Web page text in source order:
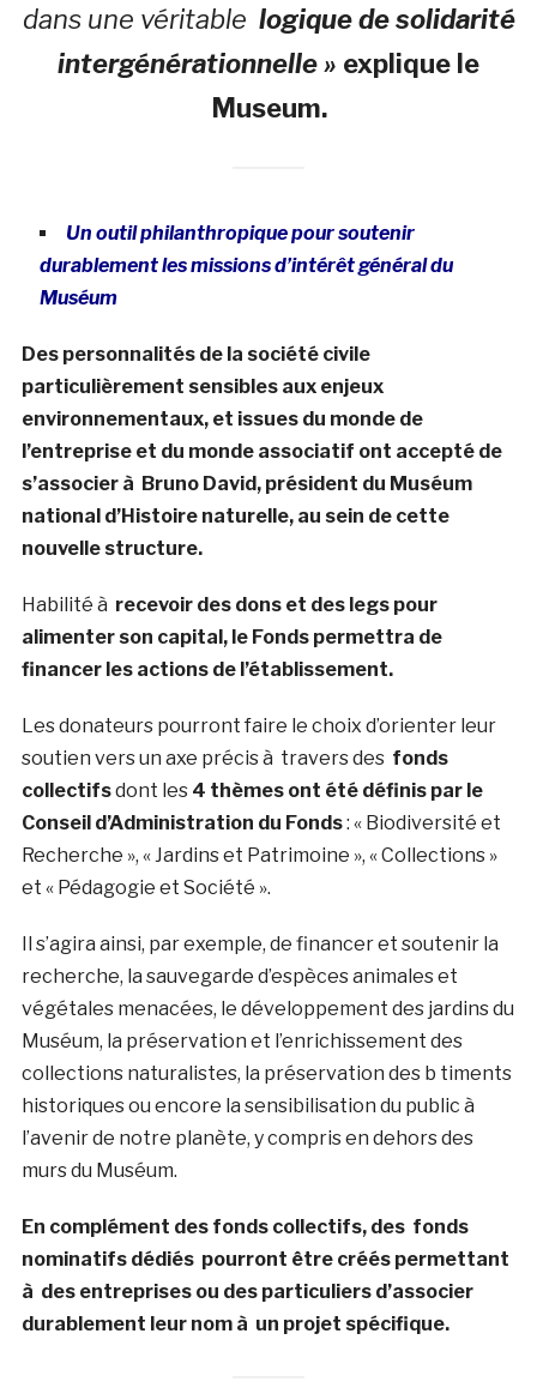
dans une véritable logique de solidarité
intergénérationnelle » explique le
Museum.
Un outil philanthropique pour soutenir
durablement les missions d’intérêt général du
Muséum
Des personnalités de la société civile
particulièrement sensibles aux enjeux
environnementaux, et issues du monde de
l’entreprise et du monde associatif ont accepté de
s’associer à Bruno David, président du Muséum
national d’Histoire naturelle, au sein de cette
nouvelle structure.
Habilité à recevoir des dons et des legs pour
alimenter son capital, le Fonds permettra de
financer les actions de l’établissement.
Les donateurs pourront faire le choix d’orienter leur
soutien vers un axe précis à travers des fonds
collectifsdont les 4 thèmes ont été définis par le
Conseil d’Administration du Fonds: « Biodiversité et
Recherche », « Jardins et Patrimoine », « Collections »
et « Pédagogie et Société ».
Il s’agira ainsi, par exemple, de financer et soutenir la
recherche, la sauvegarde d’espèces animales et
végétales menacées, le développement des jardins du
Muséum, la préservation et l’enrichissement des
collections naturalistes, la préservation des b timents
historiques ou encore la sensibilisation du public à
l’avenir de notre planète, y compris en dehors des
murs du Muséum.
En complément des fonds collectifs, des fonds
nominatifs dédiés pourront être créés permettant
à des entreprises ou des particuliers d’associer
durablement leur nom à un projet spécifique.